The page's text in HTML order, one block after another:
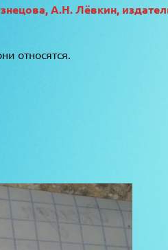
А.Н. Лёвкин,
относятся.